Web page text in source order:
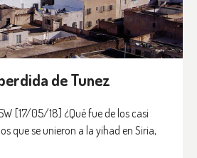
de Tunez
[17/05/18] ¿Qué fue de los casi
que se unieron a la yihad en Siria,